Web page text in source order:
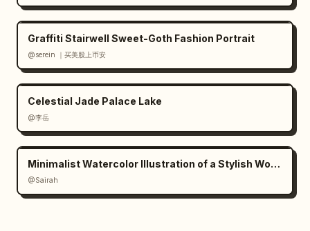
Graffiti Stairwell Sweet-Goth Fashion Portrait
@serein ｜买美股上币安
Celestial Jade Palace Lake
@李岳
Minimalist Watercolor Illustration of a Stylish Woman
@Sairah